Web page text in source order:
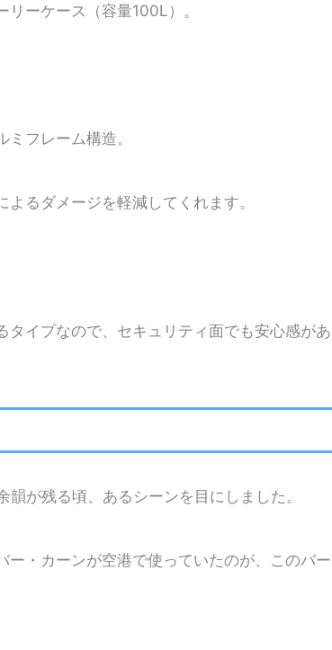
ーケース（容量100L）。
フレーム構造。
るダメージを軽減してくれます。
イプなので、セキュリティ面でも安心感があ
が残る頃、あるシーンを目にしました。
ー・カーンが空港で使っていたのが、このバー